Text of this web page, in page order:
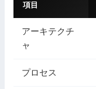
項目
アーキテクチ
ャ
プロセス